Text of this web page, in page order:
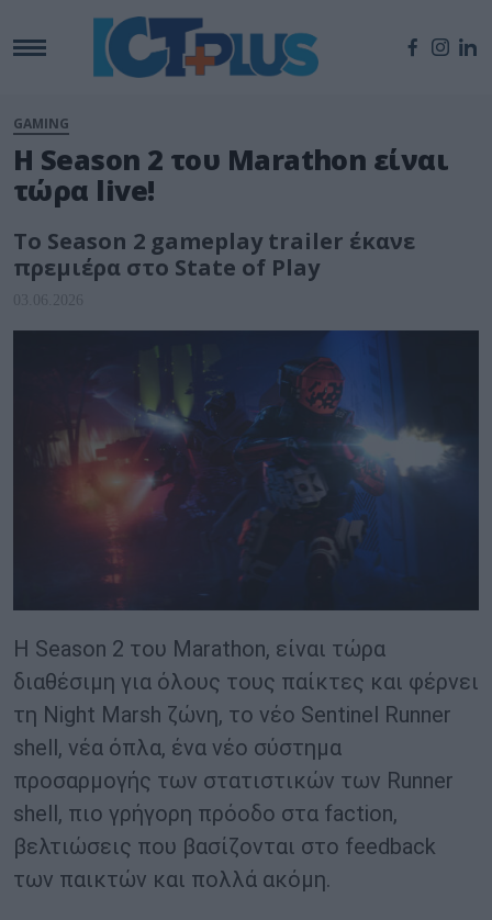
GAMING
H Season 2 του Marathon είναι
τώρα live!
To Season 2 gameplay trailer έκανε
πρεμιέρα στο State of Play
03.06.2026
Η Season 2 του Marathon, είναι τώρα
διαθέσιμη για όλους τους παίκτες και φέρνει
τη Night Marsh ζώνη, το νέο Sentinel Runner
shell, νέα όπλα, ένα νέο σύστημα
προσαρμογής των στατιστικών των Runner
shell, πιο γρήγορη πρόοδο στα faction,
βελτιώσεις που βασίζονται στο feedback
των παικτών και πολλά ακόμη.